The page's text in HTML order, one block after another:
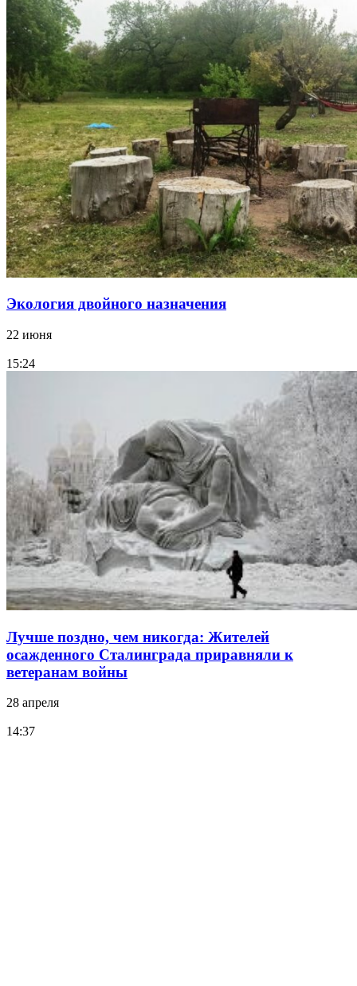
Экология двойного назначения
22 июня
15:24
Лучше поздно, чем никогда: Жителей
осажденного Сталинграда приравняли к
ветеранам войны
28 апреля
14:37